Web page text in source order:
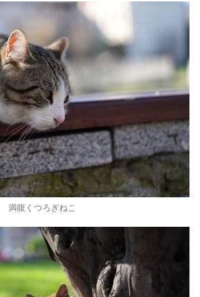
満腹くつろぎねこ